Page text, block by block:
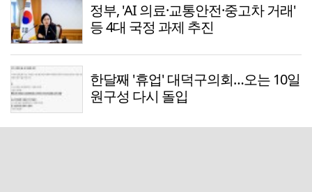
정부, 'AI 의료·교통안전·중고차 거래'
등 4대 국정 과제 추진
한달째 '휴업' 대덕구의회…오는 10일
원구성 다시 돌입